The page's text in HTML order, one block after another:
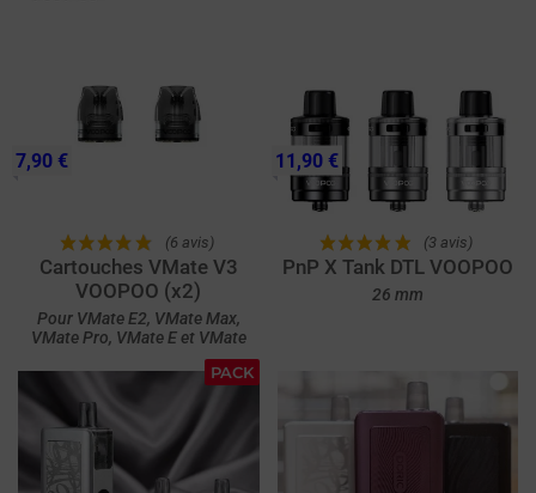
(6 avis)
Cartouches VMate V3
VOOPOO (x2)
Pour VMate E2, VMate Max,
VMate Pro, VMate E et VMate
7,90 €
(3 avis)
PnP X Tank DTL VOOPOO
26 mm
11,90 €
PACK